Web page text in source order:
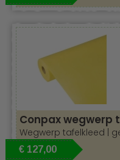
Zacht als stof
Conpax wegwerp
Wegwerp tafelkleed |
€ 127,00